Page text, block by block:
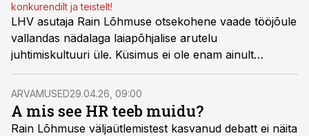
konkurendilt ja teistelt!
LHV asutaja Rain Lõhmuse otsekohene vaade tööjõule
vallandas nädalaga laiapõhjalise arutelu
juhtimiskultuuri üle. Küsimus ei ole enam ainult
koondamistes, vaid selles, millist organisatsiooni selline
mõtteviis loob.
ARVAMUSED29.04.26, 09:00
A mis see HR teeb muidu?
Rain Lõhmuse väljaütlemistest kasvanud debatt ei näita